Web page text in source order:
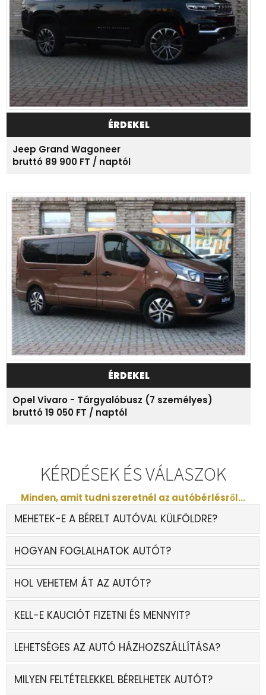
ÉRDEKEL
Jeep Grand Wagoneer
bruttó 89 900 FT / naptól
ÉRDEKEL
Opel Vivaro - Tárgyalóbusz (7 személyes)
bruttó 19 050 FT / naptól
KÉRDÉSEK ÉS VÁLASZOK
Minden, amit tudni szeretnél az autóbérlésről...
MEHETEK-E A BÉRELT AUTÓVAL KÜLFÖLDRE?
HOGYAN FOGLALHATOK AUTÓT?
HOL VEHETEM ÁT AZ AUTÓT?
KELL-E KAUCIÓT FIZETNI ÉS MENNYIT?
LEHETSÉGES AZ AUTÓ HÁZHOZSZÁLLÍTÁSA?
MILYEN FELTÉTELEKKEL BÉRELHETEK AUTÓT?